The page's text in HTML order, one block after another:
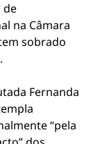
de
na Câmara
sobrado
Fernanda
“pela